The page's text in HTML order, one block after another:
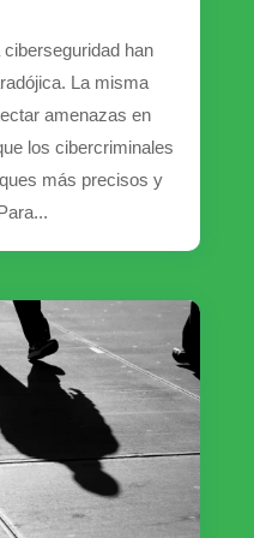
han
La misma
amenazas en
los cibercriminales
más precisos y